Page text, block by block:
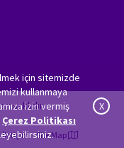
için sitemizde
kullanmaya
izin vermiş
Çerez Politikası
X
saklıdır.
İletişim Site Map